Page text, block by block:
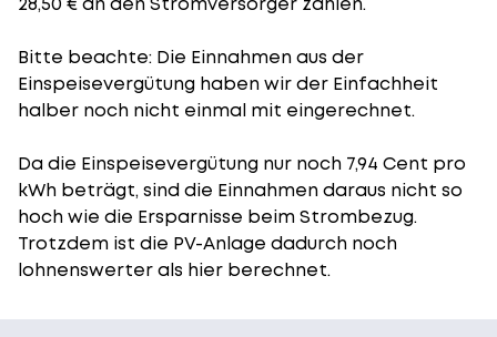
Bitte beachte: Die Einnahmen aus der
Einspeisevergütung haben wir der Einfachheit
halber noch nicht einmal mit eingerechnet.
Da die Einspeisevergütung nur noch 7,94 Cent pro
kWh beträgt, sind die Einnahmen daraus nicht so
hoch wie die Ersparnisse beim Strombezug.
Trotzdem ist die PV-Anlage dadurch noch
lohnenswerter als hier berechnet.